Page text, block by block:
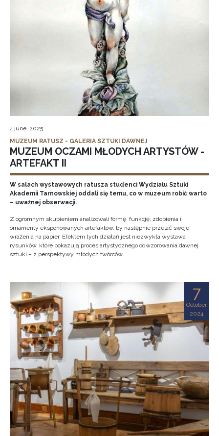
4 june, 2025
MUZEUM RATUSZ - GALERIA SZTUKI DAWNEJ
MUZEUM OCZAMI MŁODYCH ARTYSTÓW -
ARTEFAKT II
W salach wystawowych ratusza studenci Wydziału Sztuki
Akademii Tarnowskiej oddali się temu, co w muzeum robić warto
– uważnej obserwacji.
Z ogromnym skupieniem analizowali formę, funkcję, zdobienia i
ornamenty eksponowanych artefaktów, by następnie przelać swoje
wrażenia na papier. Efektem tych działań jest niezwykła wystawa
rysunków, które pokazują proces artystycznego odwzorowania dawnej
sztuki – z perspektywy młodych twórców.
7
October
2024